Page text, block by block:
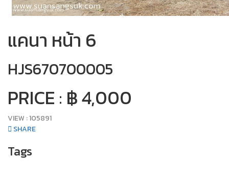
แคนา หน้า 6
HJS670700005
PRICE : ฿ 4,000
VIEW :105891
SHARE
Tags